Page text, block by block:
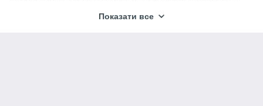
Надзвичайно низький відсоток відмов за всі минулі роки
Показати все